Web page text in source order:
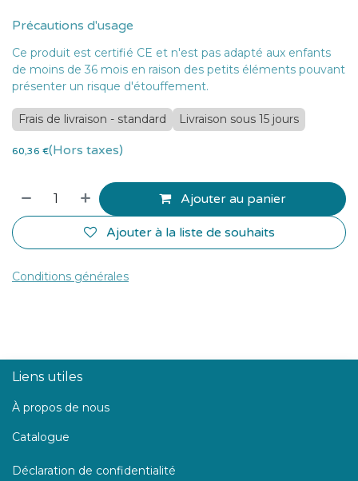
Précautions d'usage
Ce produit est certifié CE et n'est pas adapté aux enfants
de moins de 36 mois en raison des petits éléments pouvant
présenter un risque d'étouffement.
Frais de livraison - standard Livraison sous 15 jours
60,36 €(Hors taxes)
Ajouter au panier
Ajouter à la liste de souhaits
Conditions générales
Liens utiles
À propos de nous
Catalogue
Déclaration de confidentialité